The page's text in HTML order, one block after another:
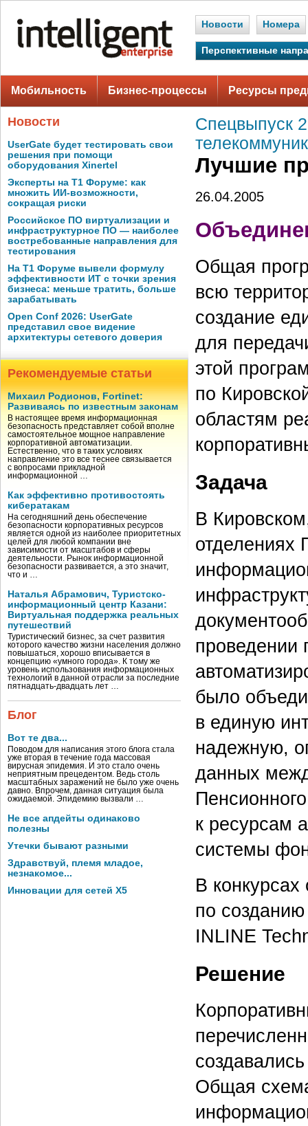
Новости Номера
Перспективные
Мобильность Бизнес-процессы Ресурсы
Новости
UserGate будет тестировать свои
решения при помощи
оборудования Xinertel
Эксперты на Т1 Форуме: как
множить ИИ-возможности,
сокращая риски
Российское ПО виртуализации и
инфраструктурное ПО — наиболее
востребованные направления для
тестирования
На Т1 Форуме вывели формулу
эффективности ИТ с точки зрения
бизнеса: меньше тратить, больше
зарабатывать
Open Conf 2026: UserGate
представил свое видение
архитектуры сетевого доверия
Рекомендуемые статьи
Михаил Родионов, Fortinet:
Развиваясь по известным законам
В настоящее время информационная
безопасность представляет собой вполне
самостоятельное мощное направление
корпоративной автоматизации.
Естественно, что в таких условиях
направление это все теснее связывается
с вопросами прикладной
информационной …
Как эффективно противостоять
кибератакам
На сегодняшний день обеспечение
безопасности корпоративных ресурсов
является одной из наиболее приоритетных
целей для любой компании вне
зависимости от масштабов и сферы
деятельности. Рынок информационной
безопасности развивается, а это значит,
что и …
Наталья Абрамович, Туристско-
информационный центр Казани:
Виртуальная поддержка реальных
путешествий
Туристический бизнес, за счет развития
которого качество жизни населения должно
повышаться, хорошо вписывается в
концепцию «умного города». К тому же
уровень использования информационных
технологий в данной отрасли за последние
пятнадцать-двадцать лет …
Блог
Вот те два...
Поводом для написания этого блога стала
уже вторая в течение года массовая
вирусная эпидемия. И это стало очень
неприятным прецедентом. Ведь столь
масштабных заражений не было уже очень
давно. Впрочем, данная ситуация была
ожидаемой. Эпидемию вызвали …
Не все апдейты одинаково
полезны
Утечки бывают разными
Здравствуй, племя младое,
незнакомое...
Инновации для сетей X5
Спецвыпуск
Лучшие
26.04.2005
Общая
всю
создание
для
этой
по
областям
Задача
В
отделениях
проведении
было
в единую
надежную,
данных
к ресурсам
системы
В
по
INLINE
Решение
Общая